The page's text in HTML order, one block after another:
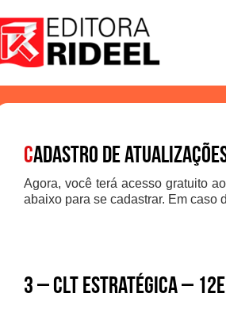
Cadastro de
Agora, você terá acesso gratuito
abaixo para se cadastrar. Em caso
3 – CLT ESTRATÉGICA –